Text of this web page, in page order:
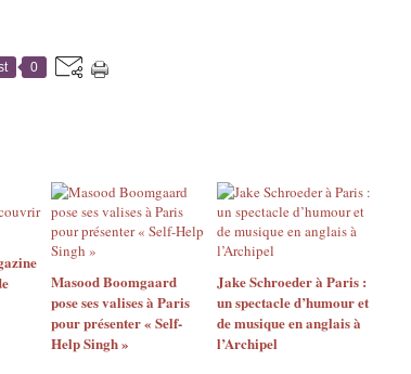
0
Masood Boomgaard
pose ses valises à Paris
pour présenter « Self-
Help Singh »
Jake Schroeder à Paris :
un spectacle d’humour et
de musique en anglais à
l’Archipel